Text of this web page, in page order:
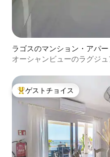
ラゴスのマンション・アパー
オーシャンビューのラグジ
大好評のゲストチョイスです
ゲストチョイス